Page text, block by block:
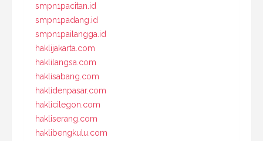
smpn1pacitan.id
smpn1padang.id
smpn1pailangga.id
haklijakarta.com
haklilangsa.com
haklisabang.com
haklidenpasar.com
haklicilegon.com
hakliserang.com
haklibengkulu.com